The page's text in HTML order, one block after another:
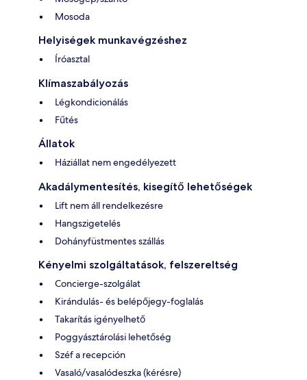
Mosoda
Helyiségek munkavégzéshez
Íróasztal
Klímaszabályozás
Légkondicionálás
Fűtés
Állatok
Háziállat nem engedélyezett
Akadálymentesítés, kisegítő lehetőségek
Lift nem áll rendelkezésre
Hangszigetelés
Dohányfüstmentes szállás
Kényelmi szolgáltatások, felszereltség
Concierge-szolgálat
Kirándulás- és belépőjegy-foglalás
Takarítás igényelhető
Poggyásztárolási lehetőség
Széf a recepción
Vasaló/vasalódeszka (kérésre)